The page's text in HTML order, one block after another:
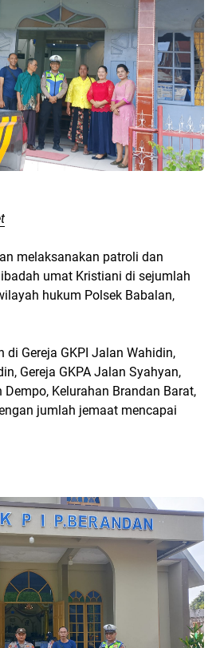
melaksanakan patroli dan
umat Kristiani di sejumlah
hukum Polsek Babalan,
di Gereja GKPI Jalan Wahidin,
Gereja GKPA Jalan Syahyan,
Dempo, Kelurahan Brandan Barat,
jumlah jemaat mencapai